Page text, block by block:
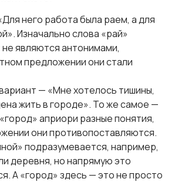
него работа была раем, а для
Изначально слова «рай»
являются антонимами,
предложении они стали
— «Мне хотелось тишины,
жить в городе». То же самое —
априори разные понятия,
они противопоставляются.
подразумевается, например,
деревня, но напрямую это
А «город» здесь — это не просто